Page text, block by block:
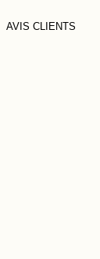
AVIS CLIENTS